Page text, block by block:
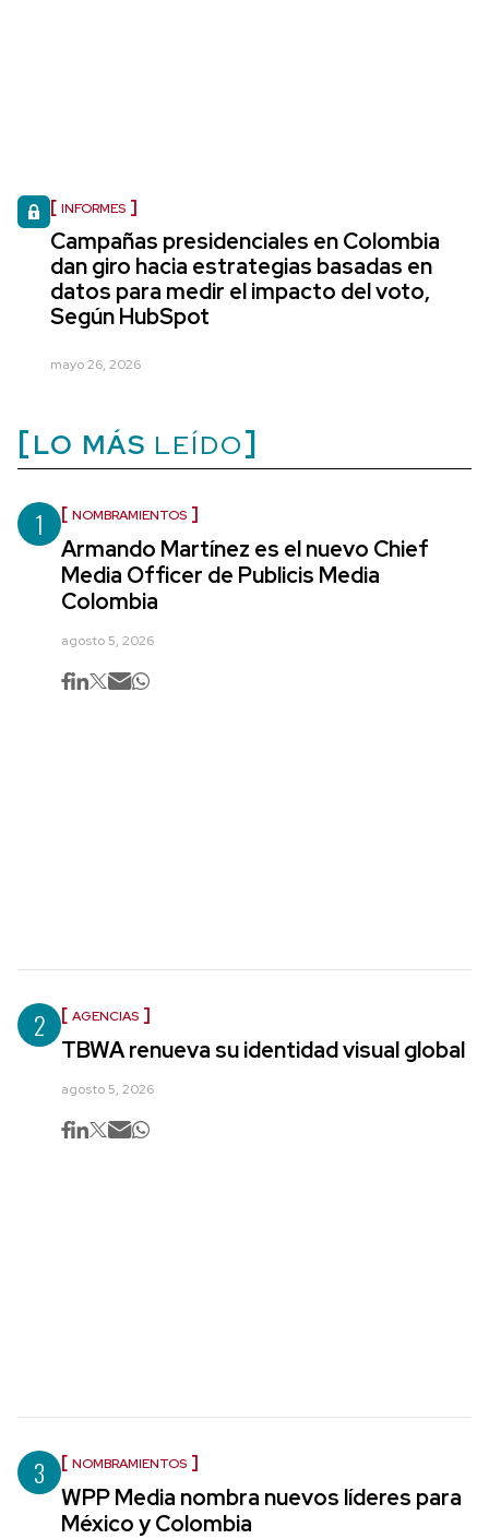
INFORMES
Campañas presidenciales en Colombia
dan giro hacia estrategias basadas en
datos para medir el impacto del voto,
Según HubSpot
mayo 26, 2026
LO MÁS LEÍDO
1 NOMBRAMIENTOS
Armando Martínez es el nuevo Chief
Media Officer de Publicis Media
Colombia
agosto 5, 2026
2 AGENCIAS
TBWA renueva su identidad visual global
agosto 5, 2026
3 NOMBRAMIENTOS
WPP Media nombra nuevos líderes para
México y Colombia